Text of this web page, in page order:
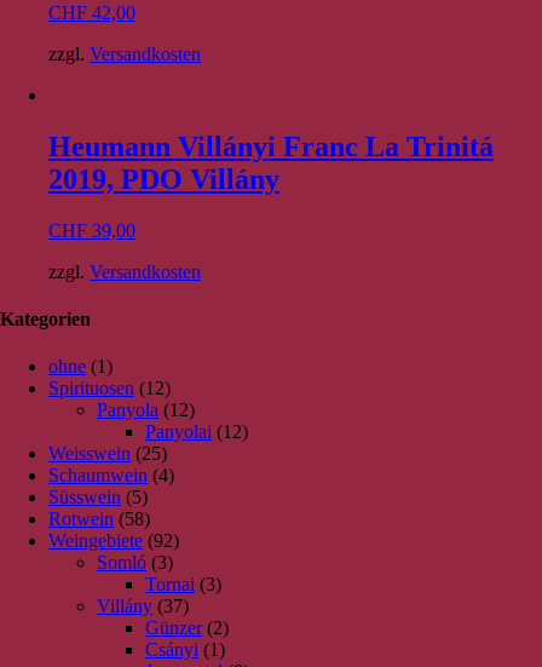
CHF 42,00
zzgl. Versandkosten
Heumann Villányi Franc La Trinitá
2019, PDO Villány
CHF 39,00
zzgl. Versandkosten
Kategorien
ohne (1)
Spirituosen (12)
Panyola (12)
Panyolai (12)
Weisswein (25)
Schaumwein (4)
Süsswein (5)
Rotwein (58)
Weingebiete (92)
Somló (3)
Tornai (3)
Villány (37)
Günzer (2)
Csányi (1)